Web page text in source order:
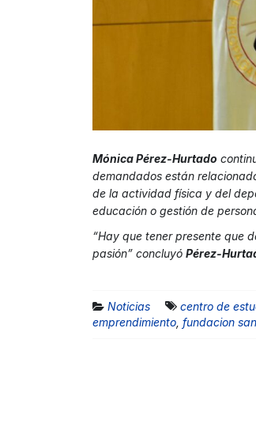
Mónica Pérez-Hurtado
demandados están
de la actividad física y del
educación o gestión de
“Hay que tener presente que
pasión” concluyó Pérez-
Noticias centro de
emprendimiento fundacion